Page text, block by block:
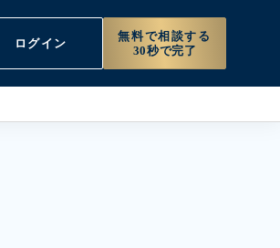
ログイン
無料で相談する
30秒で完了